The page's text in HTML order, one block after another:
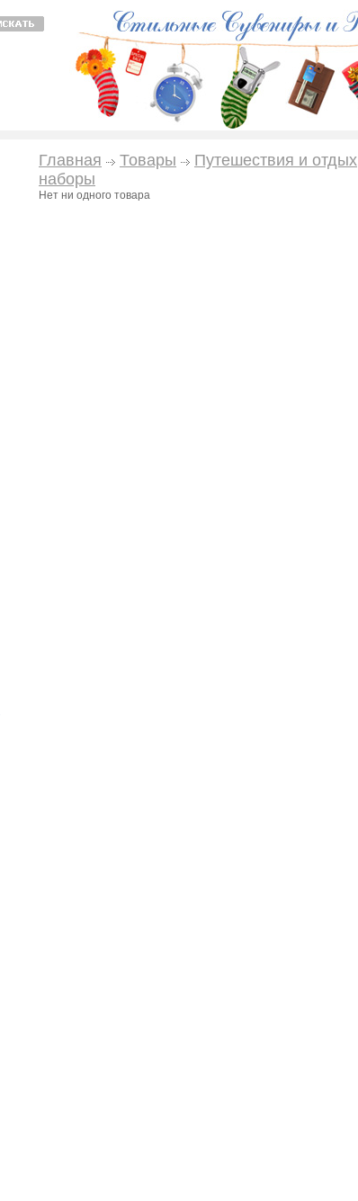
Главная Товары Путешествия и отдых
наборы
Нет ни одного товара